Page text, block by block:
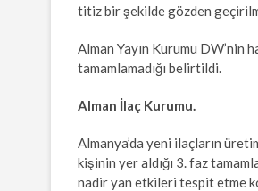
titiz bir şekilde gözden
Alman Yayın Kurumu DW’nin
tamamlamadığı belirtildi.
Alman İlaç Kurumu.
Almanya’da yeni ilaçların
kişinin yer aldığı 3. faz
nadir yan etkileri tespit etme